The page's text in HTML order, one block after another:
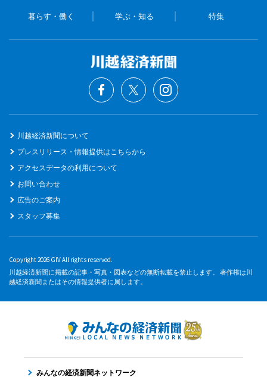
暮らす・働く 学ぶ・知る 特集
川越経済新聞について
プレスリリース・情報提供はこちらから
アクセスデータの利用について
お問い合わせ
広告のご案内
スタッフ募集
Copyright 2026 GIV All rights reserved.
川越経済新聞に掲載の記事・写真・図表などの無断転載を禁止します。 著作権は川
越経済新聞またはその情報提供者に属します。
みんなの経済新聞ネットワーク